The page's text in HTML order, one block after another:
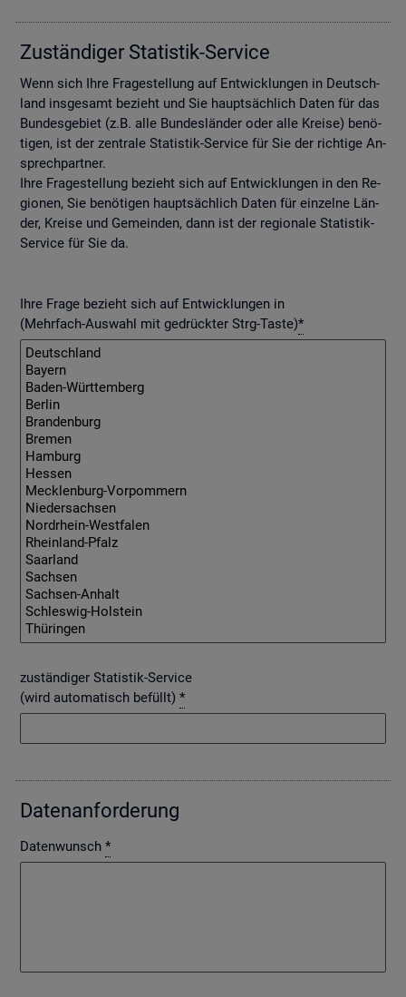
Zu­stän­di­ger Sta­tis­tik-Ser­vice
Wenn sich Ihre Fra­ge­stel­lung auf Ent­wick­lun­gen in Deutsch­
land ins­ge­samt be­zieht und Sie haupt­säch­lich Daten für das
Bun­des­ge­biet (z.B. alle Bun­des­län­der oder alle Krei­se) be­nö­
ti­gen, ist der zen­tra­le Sta­tis­tik-Ser­vice für Sie der rich­ti­ge An­
sprech­part­ner.
Ihre Fra­ge­stel­lung be­zieht sich auf Ent­wick­lun­gen in den Re­
gio­nen, Sie be­nö­ti­gen haupt­säch­lich Daten für ein­zel­ne Län­
der, Krei­se und Ge­mein­den, dann ist der re­gio­na­le Sta­tis­tik-
Ser­vice für Sie da.
Ihre Frage bezieht sich auf Entwicklungen in
(Mehrfach-Auswahl mit gedrückter Strg-Taste)*
zuständiger Statistik-Service
(wird automatisch befüllt) *
Da­ten­an­for­de­rung
Datenwunsch *